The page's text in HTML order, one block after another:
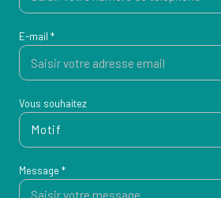
E-mail *
Vous souhaitez
Motif
Message *